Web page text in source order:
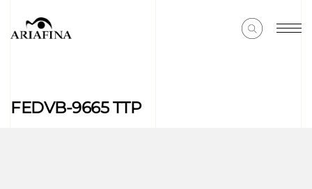
FEDVB-9665 TTP